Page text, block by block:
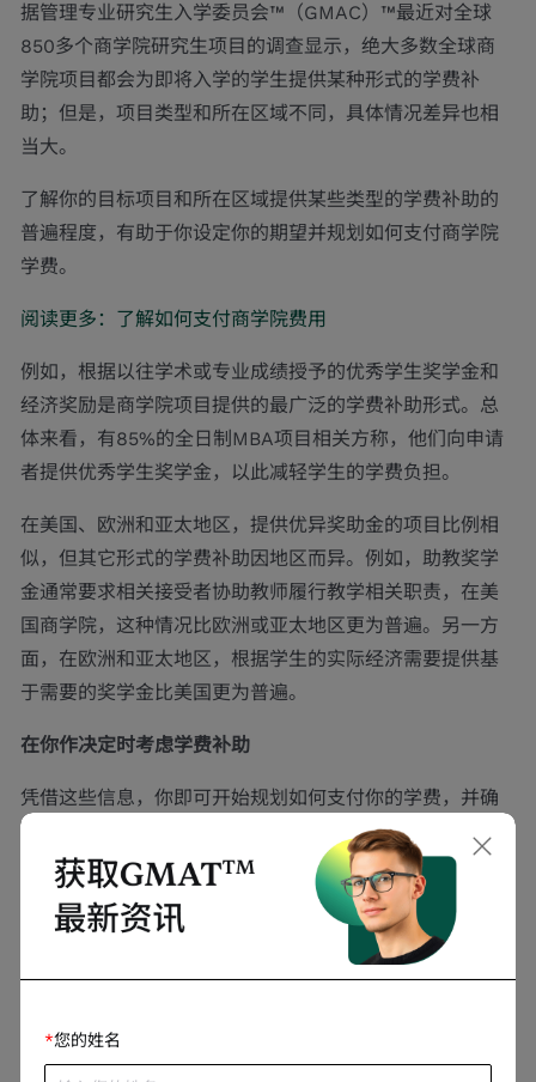
据管理专业研究生入学委员会™（GMAC）™最近对全球
850多个商学院研究生项目的调查显示，绝大多数全球商
学院项目都会为即将入学的学生提供某种形式的学费补
助；但是，项目类型和所在区域不同，具体情况差异也相
当大。
了解你的目标项目和所在区域提供某些类型的学费补助的
普遍程度，有助于你设定你的期望并规划如何支付商学院
学费。
阅读更多：了解如何支付商学院费用
例如，根据以往学术或专业成绩授予的优秀学生奖学金和
经济奖励是商学院项目提供的最广泛的学费补助形式。总
体来看，有85%的全日制MBA项目相关方称，他们向申请
者提供优秀学生奖学金，以此减轻学生的学费负担。
在美国、欧洲和亚太地区，提供优异奖助金的项目比例相
似，但其它形式的学费补助因地区而异。例如，助教奖学
金通常要求相关接受者协助教师履行教学相关职责，在美
国商学院，这种情况比欧洲或亚太地区更为普遍。另一方
面，在欧洲和亚太地区，根据学生的实际经济需要提供基
于需要的奖学金比美国更为普遍。
在你作决定时考虑学费补助
凭借这些信息，你即可开始规划如何支付你的学费，并确
保在你做研究的过程中了解所有的选择。确定你感兴趣的
每所院校有哪些形式的学费补助、你需要怎样做才能获得
相关资格，及所需的责任是否适合你的长远商学院计划。
请记住，学费补助计划通常只涵盖你的部分费用，这意味
着你仍然需要考虑你的其余学费。值得吗？回答这个问题
择。
*您的姓名